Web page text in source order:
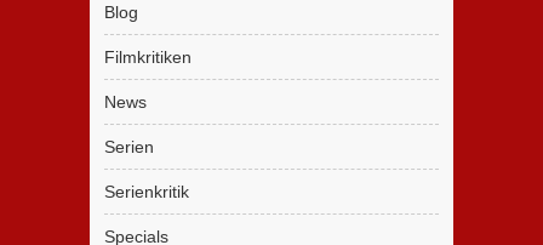
Blog
Filmkritiken
News
Serien
Serienkritik
Specials